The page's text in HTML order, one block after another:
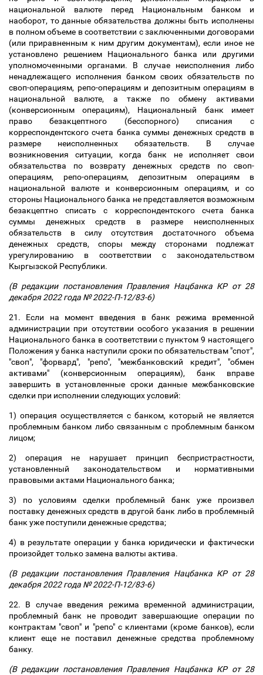
национальной валюте перед Национальным банком и
наоборот, то данные обязательства должны быть исполнены
в полном объеме в соответствии с заключенными договорами
(или приравненным к ним другим документам), если иное не
установлено решением Национального банка или другими
уполномоченными органами. В случае неисполнения либо
ненадлежащего исполнения банком своих обязательств по
своп-операциям, репо-операциям и депозитным операциям в
национальной валюте, а также по обмену активами
(конверсионным операциям), Национальный банк имеет
право безакцептного (бесспорного) списания с
корреспондентского счета банка суммы денежных средств в
размере неисполненных обязательств. В случае
возникновения ситуации, когда банк не исполняет свои
обязательства по возврату денежных средств по своп-
операциям, репо-операциям, депозитным операциям в
национальной валюте и конверсионным операциям, и со
стороны Национального банка не представляется возможным
безакцептно списать с корреспондентского счета банка
суммы денежных средств в размере неисполненных
обязательств в силу отсутствия достаточного объема
денежных средств, споры между сторонами подлежат
урегулированию в соответствии с законодательством
Кыргызской Республики.
(В редакции постановления Правления Нацбанка КР от 28
декабря 2022 года № 2022-П-12/83-6)
21. Если на момент введения в банк режима временной
администрации при отсутствии особого указания в решении
Национального банка в соответствии с пунктом 9 настоящего
Положения у банка наступили сроки по обязательствам "спот",
"своп", "форвард", "репо", "межбанковский кредит", "обмен
активами" (конверсионным операциям), банк вправе
завершить в установленные сроки данные межбанковские
сделки при исполнении следующих условий:
1) операция осуществляется с банком, который не является
проблемным банком либо связанным с проблемным банком
лицом;
2) операция не нарушает принцип беспристрастности,
установленный законодательством и нормативными
правовыми актами Национального банка;
3) по условиям сделки проблемный банк уже произвел
поставку денежных средств в другой банк либо в проблемный
банк уже поступили денежные средства;
4) в результате операции у банка юридически и фактически
произойдет только замена валюты актива.
(В редакции постановления Правления Нацбанка КР от 28
декабря 2022 года № 2022-П-12/83-6)
22. В случае введения режима временной администрации,
проблемный банк не проводит завершающие операции по
контрактам "своп" и "репо" с клиентами (кроме банков), если
клиент еще не поставил денежные средства проблемному
банку.
(В редакции постановления Правления Нацбанка КР от 28